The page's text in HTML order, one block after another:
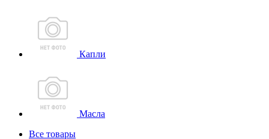
Капли
Масла
Все товары